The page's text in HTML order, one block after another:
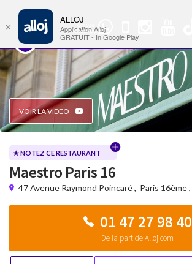
Groupe
WhatsApp
VOIR LA VIDEO
★ NOTEZ CE RESTAURANT
Maestro Paris 16
47 Avenue Raymond Poincaré, Paris 16ème,
01 47 27 98 40
De la part de Alloj.com
×
ALLOJ
Application Alloj
GRATUIT - In Google Play